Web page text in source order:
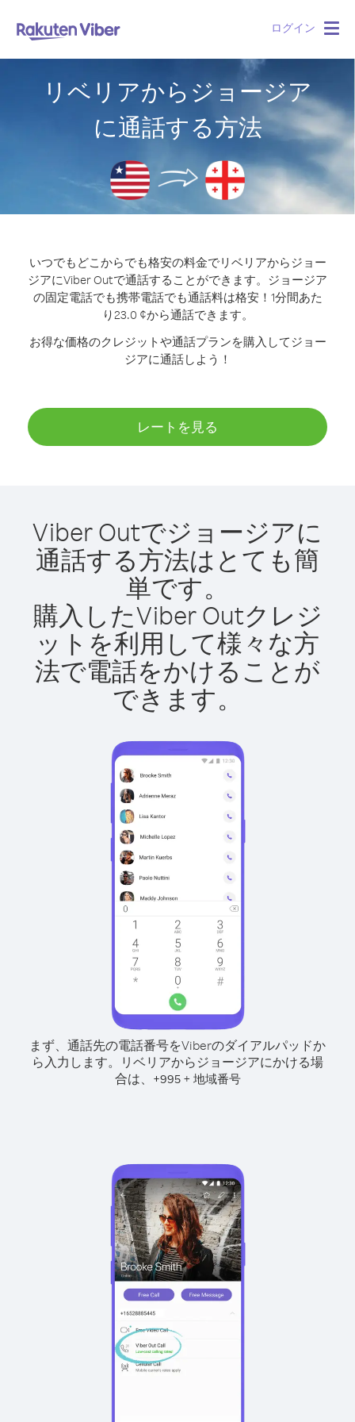
ログイン
リベリアからジョージア
に通話する方法
いつでもどこからでも格安の料金でリベリアからジョー
ジアにViber Outで通話することができます。 ジョージア
の固定電話でも携帯電話でも通話料は格安！1分間あた
り23.0 ¢から通話できます。
お得な価格のクレジットや通話プランを購入してジョー
ジアに通話しよう！
レートを見る
Viber Outでジョージアに
通話する方法はとても簡
単です。
購入したViber Outクレジ
ットを利用して様々な方
法で電話をかけることが
できます。
まず、通話先の電話番号をViberのダイアルパッドか
ら入力します。
リベリアからジョージアにかける場
合は、
+995+ 地域番号